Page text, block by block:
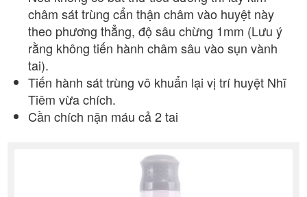
châm sát trùng cẩn thận châm vào huyệt này
theo phương thẳng, độ sâu chừng 1mm (Lưu ý
rằng không tiến hành châm sâu vào sụn vành
tai).
Tiến hành sát trùng vô khuẩn lại vị trí huyệt Nhĩ
Tiêm vừa chích.
Cần chích nặn máu cả 2 tai